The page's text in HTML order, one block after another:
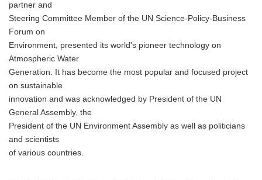
partner and
Steering Committee Member of the UN Science-Policy-Business
Forum on
Environment, presented its world's pioneer technology on
Atmospheric Water
Generation. It has become the most popular and focused project
on sustainable
innovation and was acknowledged by President of the UN
General Assembly, the
President of the UN Environment Assembly as well as politicians
and scientists
of various countries.